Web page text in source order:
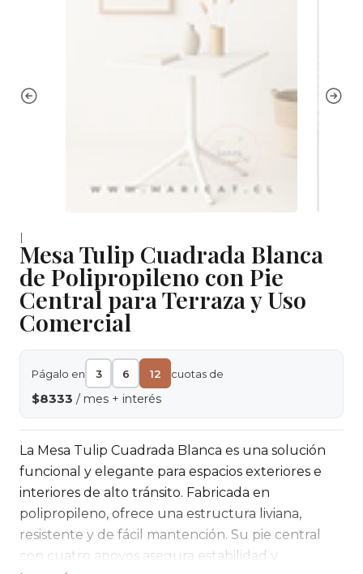
|
Mesa Tulip Cuadrada Blanca
de Polipropileno con Pie
Central para Terraza y Uso
Comercial
Págalo en 3 6 12 cuotas de
$8333 / mes + interés
La Mesa Tulip Cuadrada Blanca es una solución
funcional y elegante para espacios exteriores e
interiores de alto tránsito. Fabricada en
polipropileno, ofrece una estructura liviana,
resistente y de fácil mantención. Su pie central
con cuatro apoyos asegura estabilidad y